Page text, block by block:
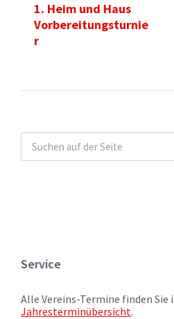
1. Heim und Haus
Vorbereitungsturnie
r
Service
Alle Vereins-Termine finden Sie
Jahresterminübersicht.